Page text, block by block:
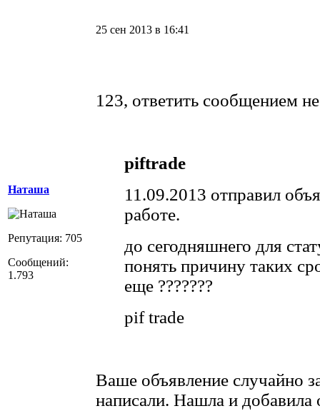
Наташа
Репутация: 705
Сообщений:
1.793
25 сен 2013 в 16:41
123, ответить сообщением
piftrade
11.09.2013 отправил
работе.
до сегодняшнего для
понять причину таких
еще ???????
pif trade
Ваше объявление случайно
написали. Нашла и добавила